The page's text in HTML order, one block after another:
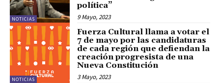
NOTICIAS
política”
9 Mayo, 2023
NOTICIAS
Fuerza Cultural llama a votar el
7 de mayo por las candidaturas
de cada región que defiendan la
creación progresista de una
Nueva Constitución
3 Mayo, 2023